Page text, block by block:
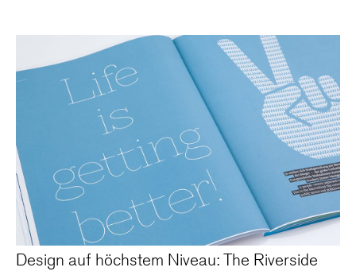
Design auf höchstem Niveau: The Riverside